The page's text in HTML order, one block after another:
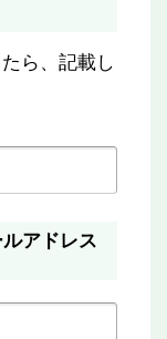
ら、記載し
アドレス